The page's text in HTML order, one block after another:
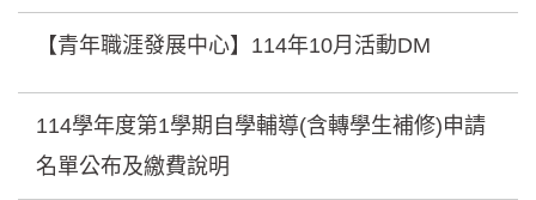
【青年職涯發展中心】114年10月活動DM
114學年度第1學期自學輔導(含轉學生補修)申請
名單公布及繳費說明